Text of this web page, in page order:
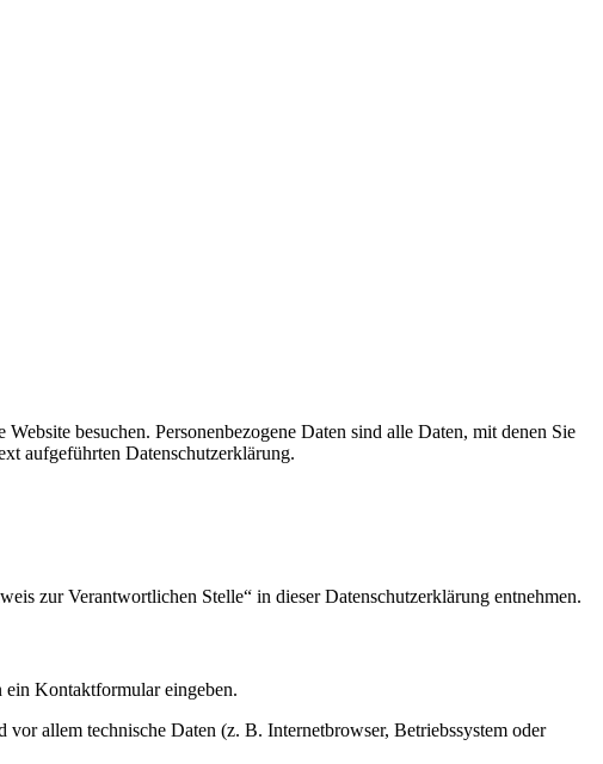
besuchen. Personenbezogene Daten sind alle Daten, mit denen Sie
aufgeführten Datenschutzerklärung.
zur Verantwortlichen Stelle“ in dieser Datenschutzerklärung entnehmen.
ein Kontaktformular eingeben.
allem technische Daten (z. B. Internetbrowser, Betriebssystem oder